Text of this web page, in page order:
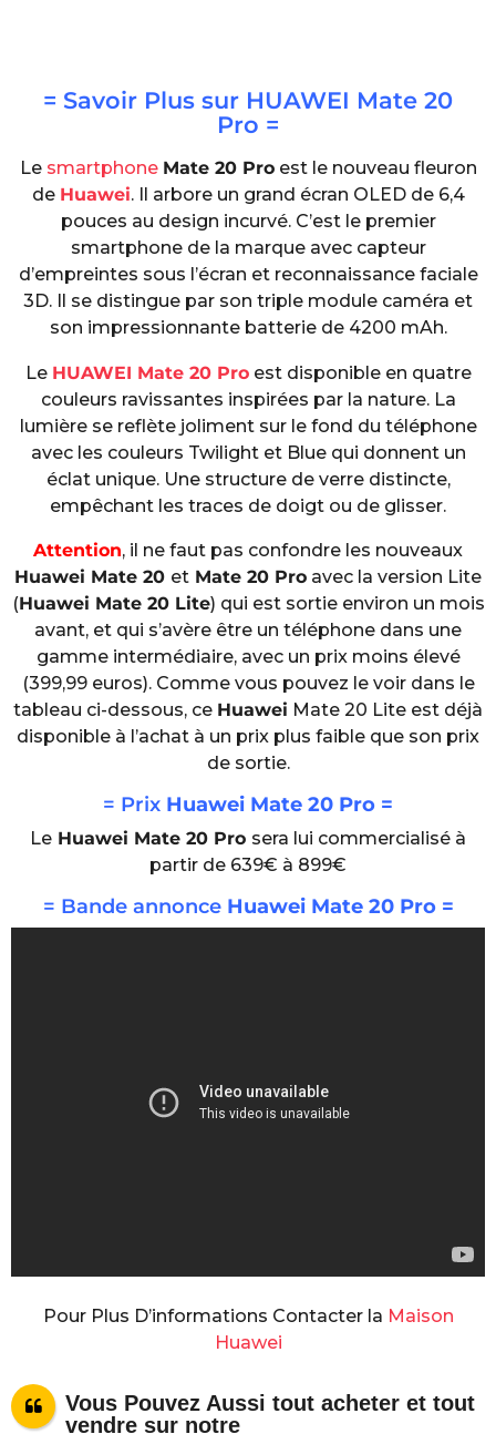
= Savoir Plus sur HUAWEI Mate 20
Pro =
Le smartphone Mate 20 Proest le nouveau fleuron
de Huawei. Il arbore un grand écran OLED de 6,4
pouces au design incurvé. C’est le premier
smartphone de la marque avec capteur
d’empreintes sous l’écran et reconnaissance faciale
3D. Il se distingue par son triple module caméra et
son impressionnante batterie de 4200 mAh.
Le HUAWEI Mate 20 Proest disponible en quatre
couleurs ravissantes inspirées par la nature. La
lumière se reflète joliment sur le fond du téléphone
avec les couleurs Twilight et Blue qui donnent un
éclat unique. Une structure de verre distincte,
empêchant les traces de doigt ou de glisser.
Attention, il ne faut pas confondre les nouveaux
Huawei Mate 20 et Mate 20 Pro avec la version Lite
(Huawei Mate 20 Lite) qui est sortie environ un mois
avant, et qui s’avère être un téléphone dans une
gamme intermédiaire, avec un prix moins élevé
(399,99 euros). Comme vous pouvez le voir dans le
tableau ci-dessous, ce Huawei Mate 20 Lite est déjà
disponible à l’achat à un prix plus faible que son prix
de sortie.
= Prix Huawei Mate 20 Pro =
Le Huawei Mate 20 Pro sera lui commercialisé à
partir de 639€ à 899€
= Bande annonce Huawei Mate 20 Pro =
Pour Plus D’informations Contacter la Maison
Huawei
Vous Pouvez Aussi tout acheter et tout
vendre sur notre